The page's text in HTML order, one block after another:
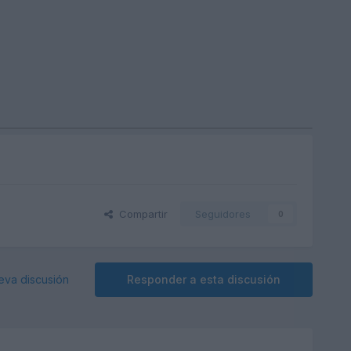
Compartir Seguidores 0
Responder a esta discusión
discusión